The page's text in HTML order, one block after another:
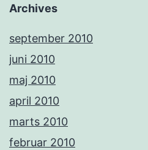
Archives
september 2010
juni 2010
maj 2010
april 2010
marts 2010
februar 2010